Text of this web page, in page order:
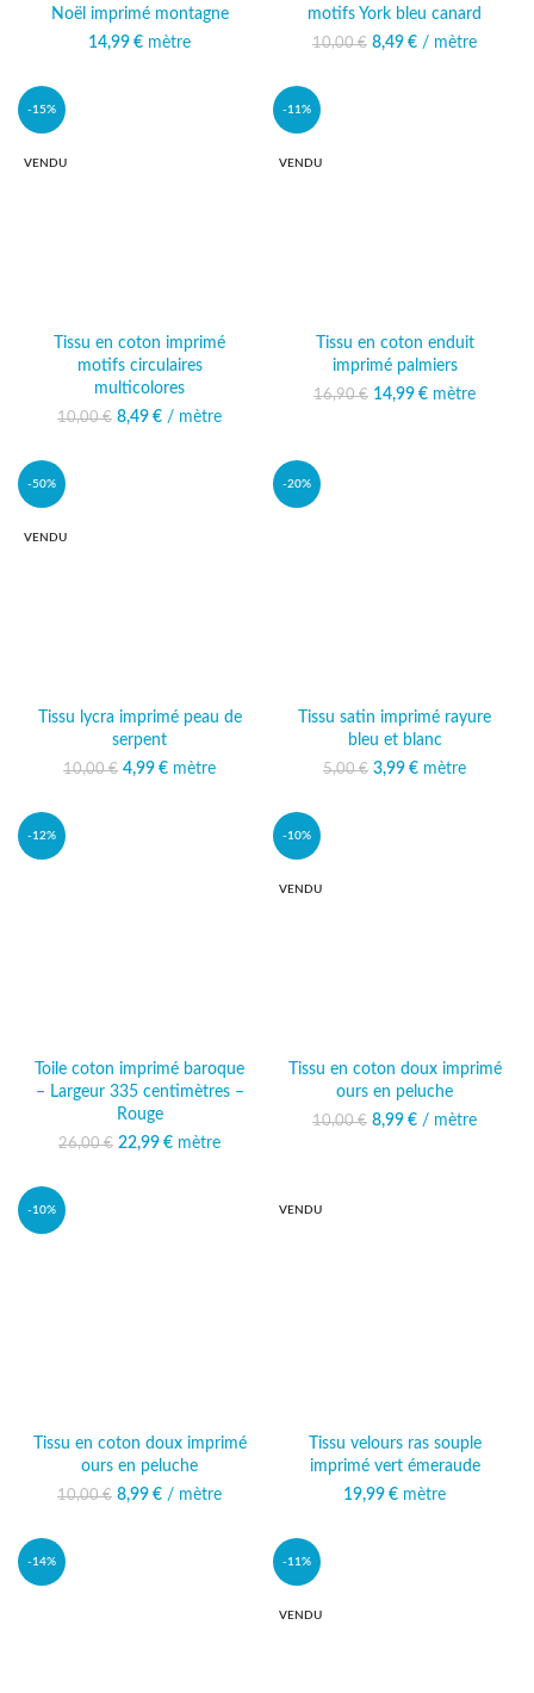
Noël imprimé montagne
14,99 € mètre
motifs York bleu canard
10,00€ Le prix initial était :
8,49 € Le prix actuel
/ mètre
-15%
VENDU
Tissu en coton imprimé
motifs circulaires
multicolores
10,00€ Le prix initial était :
8,49 € Le prix actuel
/ mètre
-11%
VENDU
Tissu en coton enduit
imprimé palmiers
16,90€ Le prix initial était :
14,99 €
Le prix
mètre
-50%
VENDU
Tissu lycra imprimé peau de
serpent
10,00€ Le prix initial était :
4,99 €
Le prix
mètre
-20%
Tissu satin imprimé rayure
bleu et blanc
5,00€ Le prix initial était :
3,99 € Le prix actuel
mètre
-12%
Toile coton imprimé baroque
– Largeur 335 centimètres –
Rouge
26,00€ Le prix initial était :
22,99 €
Le prix
mètre
-10%
VENDU
Tissu en coton doux imprimé
ours en peluche
10,00€ Le prix initial était :
8,99 € Le prix actuel
/ mètre
-10%
Tissu en coton doux imprimé
ours en peluche
10,00€ Le prix initial était :
8,99 € Le prix actuel
/ mètre
VENDU
Tissu velours ras souple
imprimé vert émeraude
19,99 € mètre
-14% -11%
VENDU